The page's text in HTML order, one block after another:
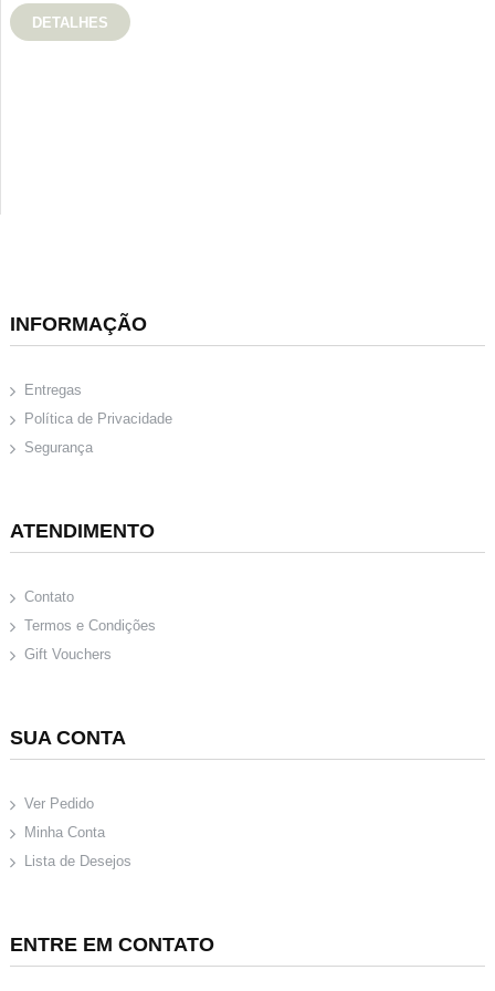
DETALHES
INFORMAÇÃO
Entregas
Política de Privacidade
Segurança
ATENDIMENTO
Contato
Termos e Condições
Gift Vouchers
SUA CONTA
Ver Pedido
Minha Conta
Lista de Desejos
ENTRE EM CONTATO